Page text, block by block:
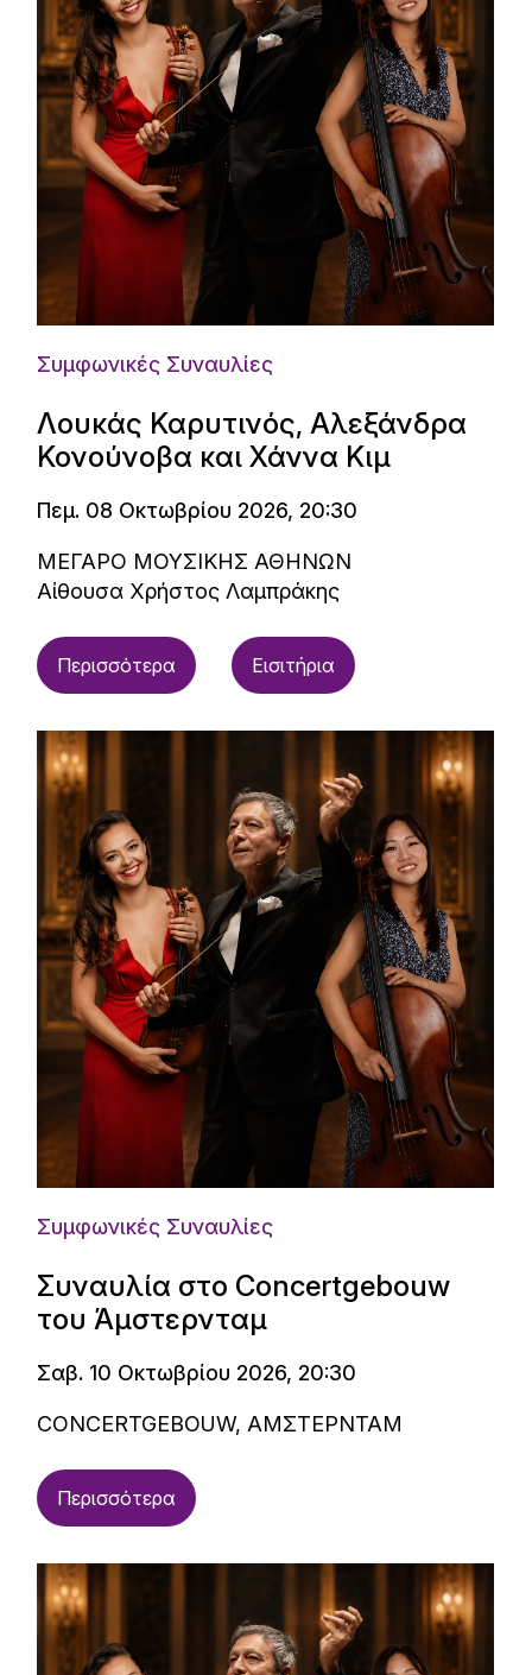
Συμφωνικές Συναυλίες
Λουκάς Καρυτινός, Αλεξάνδρα
Κονούνοβα και Χάννα Κιμ
Πεμ. 08 Οκτωβρίου 2026, 20:30
ΜΕΓΑΡΟ ΜΟΥΣΙΚΗΣ ΑΘΗΝΩΝ
Αίθουσα Χρήστος Λαμπράκης
Περισσότερα Εισιτήρια
Συμφωνικές Συναυλίες
Συναυλία στο Concertgebouw
του Άμστερνταμ
Σαβ. 10 Οκτωβρίου 2026, 20:30
CONCERTGEBOUW, ΑΜΣΤΕΡΝΤΑΜ
Περισσότερα